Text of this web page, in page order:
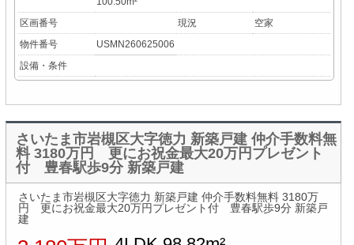
区画番号 現況
空家
物件番号
USMN260625006
設備・条件
さいたま市岩槻区大字徳力 新築戸建 仲介手数料無
料 3180万円 更にお祝金最大20万円プレゼント
付 豊春駅歩9分 新築戸建
さいたま市岩槻区大字徳力 新築戸建 仲介手数料無料 3180万
円 更にお祝金最大20万円プレゼント付 豊春駅歩9分 新築戸
建